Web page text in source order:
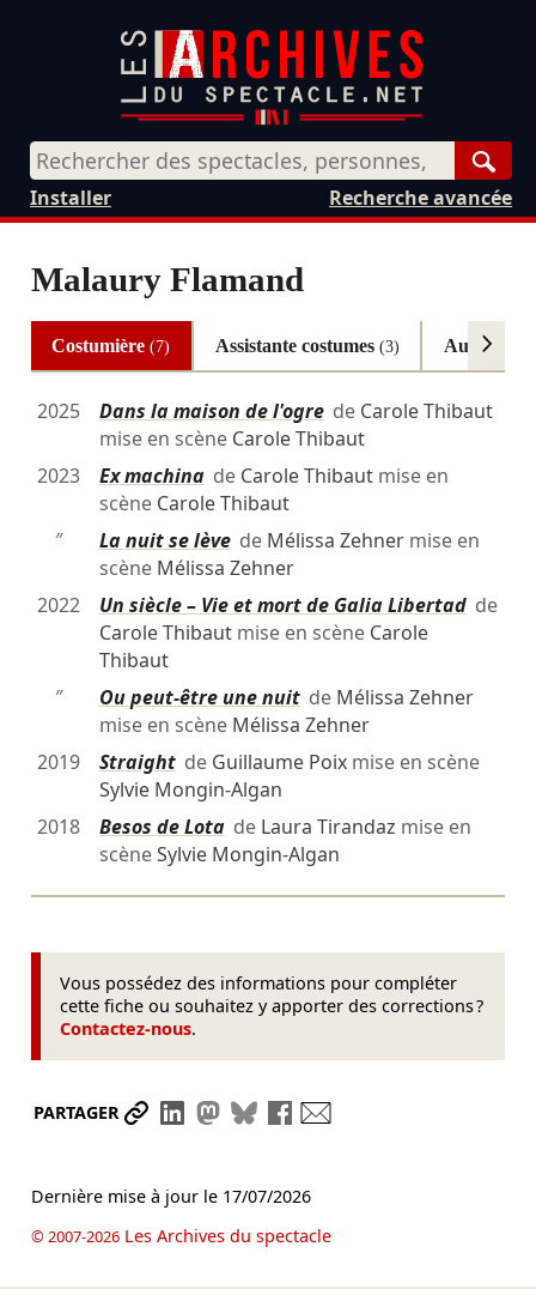
Recherche avancée
Installer
Malaury Flamand
Costumière(7) Assistante costumes (3) Autres
2025 Dans la maison de l'ogrede Carole Thibaut
mise en scène Carole Thibaut
2023
Ex machinade Carole Thibautmise en
scène Carole Thibaut
″
La nuit se lèvede Mélissa Zehnermise en
scène Mélissa Zehner
2022
Un siècle – Vie et mort de Galia Libertadde
Carole Thibautmise en scène Carole
Thibaut
″
Ou peut-être une nuitde Mélissa Zehner
mise en scène Mélissa Zehner
2019
Straightde Guillaume Poixmise en scène
Sylvie Mongin-Algan
2018
Besos de Lotade Laura Tirandaz mise en
scèneSylvie Mongin-Algan
Vous possédez des informations pour compléter
cette fiche ou souhaitez y apporter des corrections ?
Contactez-nous.
PARTAGER Partager le lien
Partager sur LinkedIn
Partager sur Mastodon
Partager sur Bluesky
Partager sur Facebook
Dernière mise à jour le 17/07/2026
© 2007-2026Les Archives du spectacle